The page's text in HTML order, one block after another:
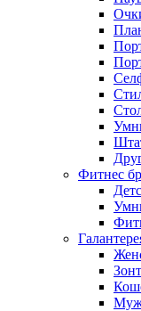
Фитнес